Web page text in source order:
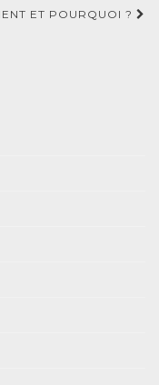
ET POURQUOI ?